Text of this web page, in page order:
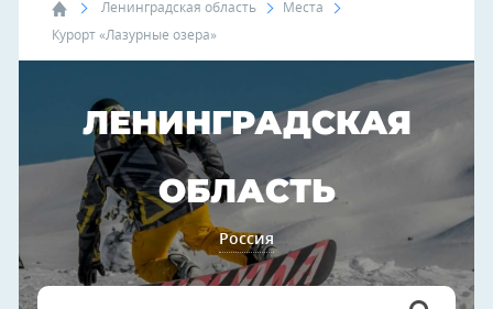
Ленинградская область Места
Курорт «Лазурные озера»
ЛЕНИНГРАДСКАЯ
ОБЛАСТЬ
Россия